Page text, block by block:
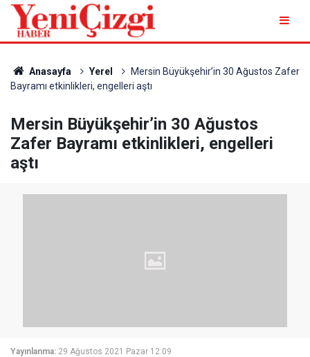
Anasayfa Yerel
Mersin Büyükşehir’in 30 Ağustos Zafer
Bayramı etkinlikleri, engelleri aştı
Mersin Büyükşehir’in 30 Ağustos
Zafer Bayramı etkinlikleri, engelleri
aştı
Yayınlanma: 29 Ağustos 2021 Pazar 12:09